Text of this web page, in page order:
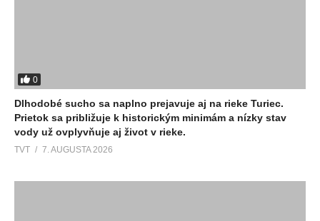
0
Dlhodobé sucho sa naplno prejavuje aj na rieke Turiec.
Prietok sa približuje k historickým minimám a nízky stav
vody už ovplyvňuje aj život v rieke.
TVT 7. AUGUSTA 2026